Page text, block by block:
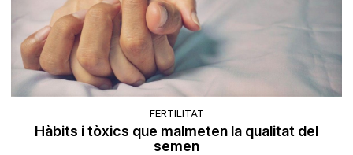
FERTILITAT
Hàbits i tòxics que malmeten la qualitat del
semen